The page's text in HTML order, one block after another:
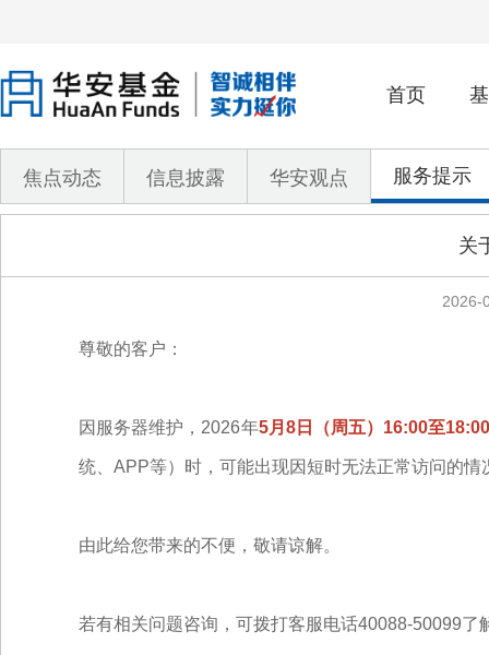
首页
焦点动态 信息披露 华安观点 服务提示
关
2026-
尊敬的客户：
因服务器维护，2026年5月8日（周五）16:00至
统、APP等）时，可能出现因短时无法正常访问的
由此给您带来的不便，敬请谅解。
若有相关问题咨询，可拨打客服电话40088-50099了